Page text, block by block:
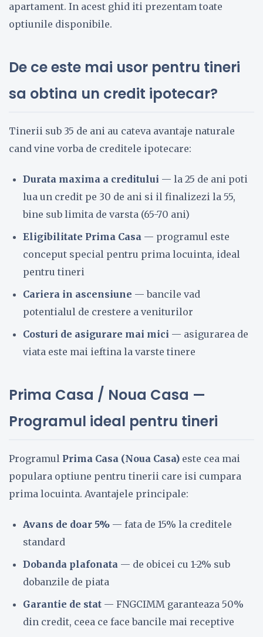
apartament. In acest ghid iti prezentam toate
optiunile disponibile.
De ce este mai usor pentru tineri
sa obtina un credit ipotecar?
Tinerii sub 35 de ani au cateva avantaje naturale
cand vine vorba de creditele ipotecare:
Durata maxima a creditului — la 25 de ani poti
lua un credit pe 30 de ani si il finalizezi la 55,
bine sub limita de varsta (65-70 ani)
Eligibilitate Prima Casa — programul este
conceput special pentru prima locuinta, ideal
pentru tineri
Cariera in ascensiune — bancile vad
potentialul de crestere a veniturilor
Costuri de asigurare mai mici — asigurarea de
viata este mai ieftina la varste tinere
Prima Casa / Noua Casa —
Programul ideal pentru tineri
Programul Prima Casa (Noua Casa) este cea mai
populara optiune pentru tinerii care isi cumpara
prima locuinta. Avantajele principale:
Avans de doar 5% — fata de 15% la creditele
standard
Dobanda plafonata — de obicei cu 1-2% sub
dobanzile de piata
Garantie de stat — FNGCIMM garanteaza 50%
din credit, ceea ce face bancile mai receptive